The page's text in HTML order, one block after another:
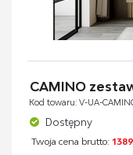
CAMINO
Kod towaru: V-UA-
Dostępny
Twoja cena brutto: